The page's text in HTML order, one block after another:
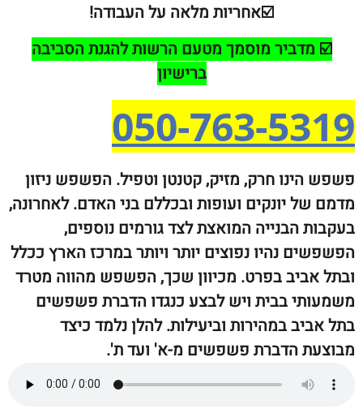
☑️אחריות מלאה על העבודה!
מוסמך מטעם הרשות להגנת הסביבה
050-763-
חרק, מזיק, קטנטן וטפיל. הפשפש ניזון
יונקים ועופות ובכללם בני האדם. לאחרונה,
הבנייה המואצת לצד גורמים נוספים,
נהיו נפוצים יותר ויותר במרכז הארץ ככלל
בפרט. מכיוון שכך, הפשפש מהווה מטרד
בבית ויש לבצע כנגדו הדברת פשפשים
במהירות וביעילות. להלן נלמד כיצד
הדברת פשפשים מ-א' ועד ת'.